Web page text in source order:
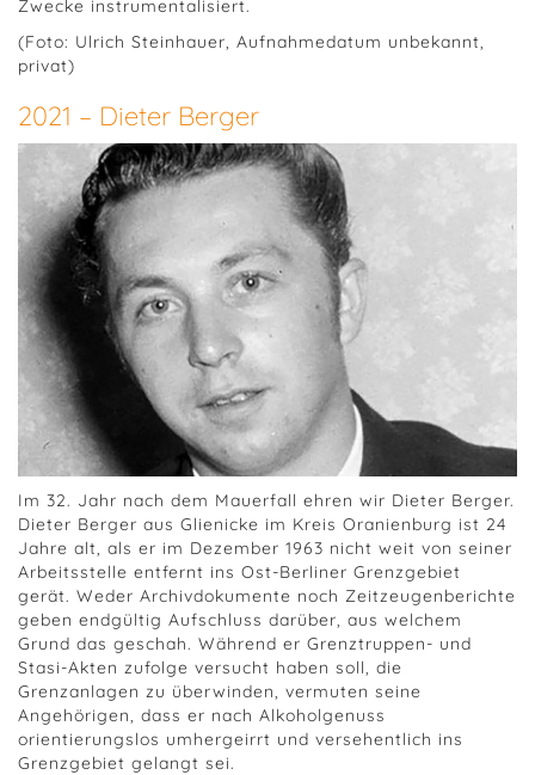
Zwecke instrumentalisiert.
(Foto: Ulrich Steinhauer, Aufnahmedatum unbekannt,
privat)
2021 – Dieter Berger
Im 32. Jahr nach dem Mauerfall ehren wir Dieter Berger.
Dieter Berger aus Glienicke im Kreis Oranienburg ist 24
Jahre alt, als er im Dezember 1963 nicht weit von seiner
Arbeitsstelle entfernt ins Ost-Berliner Grenzgebiet
gerät. Weder Archivdokumente noch Zeitzeugenberichte
geben endgültig Aufschluss darüber, aus welchem
Grund das geschah. Während er Grenztruppen- und
Stasi-Akten zufolge versucht haben soll, die
Grenzanlagen zu überwinden, vermuten seine
Angehörigen, dass er nach Alkoholgenuss
orientierungslos umhergeirrt und versehentlich ins
Grenzgebiet gelangt sei.